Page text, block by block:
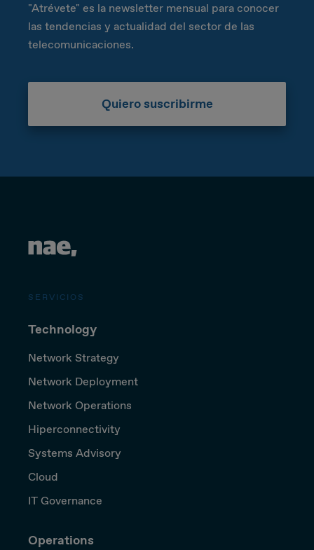
"Atrévete" es la newsletter mensual para conocer
las tendencias y actualidad del sector de las
telecomunicaciones.
Quiero suscribirme
SERVICIOS
Technology
Network Strategy
Network Deployment
Network Operations
Hiperconnectivity
Systems Advisory
Cloud
IT Governance
Operations